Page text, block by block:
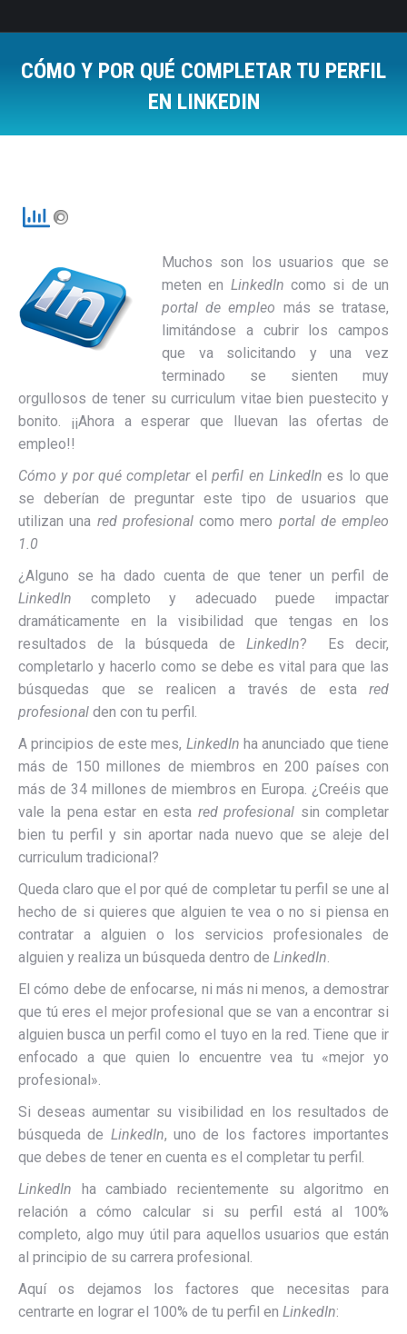
CÓMO Y POR QUÉ COMPLETAR TU PERFIL
EN LINKEDIN
Muchos son los usuarios que se
meten en LinkedIn como si de un
portal de empleo más se tratase,
limitándose a cubrir los campos
que va solicitando y una vez
terminado se sienten muy
orgullosos de tener su curriculum vitae bien puestecito y
bonito. ¡¡Ahora a esperar que lluevan las ofertas de
empleo!!
Cómo y por qué completarel perfil en LinkedIn es lo que
se deberían de preguntar este tipo de usuarios que
utilizan una red profesionalcomo mero portal de empleo
1.0
¿Alguno se ha dado cuenta de que tener un perfil de
LinkedIn completo y adecuado puede impactar
dramáticamente en la visibilidad que tengas en los
resultados de la búsqueda de LinkedIn? Es decir,
completarlo y hacerlo como se debe es vital para que las
búsquedas que se realicen a través de esta red
profesional den con tu perfil.
A principios de este mes, LinkedIn ha anunciado que tiene
más de 150 millones de miembros en 200 países con
más de 34 millones de miembros en Europa. ¿Creéis que
vale la pena estar en esta red profesional sin completar
bien tu perfil y sin aportar nada nuevo que se aleje del
curriculum tradicional?
Queda claro que el por qué de completar tu perfil se une al
hecho de si quieres que alguien te vea o no si piensa en
contratar a alguien o los servicios profesionales de
alguien y realiza un búsqueda dentro de LinkedIn.
El cómo debe de enfocarse, ni más ni menos, a demostrar
que tú eres el mejor profesional que se van a encontrar si
alguien busca un perfil como el tuyo en la red. Tiene que ir
enfocado a que quien lo encuentre vea tu «mejor yo
profesional».
Si deseas aumentar su visibilidad en los resultados de
búsqueda de LinkedIn, uno de los factores importantes
que debes de tener en cuenta es el completar tu perfil.
LinkedIn ha cambiado recientemente su algoritmo en
relación a cómo calcular si su perfil está al 100%
completo, algo muy útil para aquellos usuarios que están
al principio de su carrera profesional.
Aquí os dejamos los factores que necesitas para
centrarte en lograr el 100% de tu perfil en LinkedIn: